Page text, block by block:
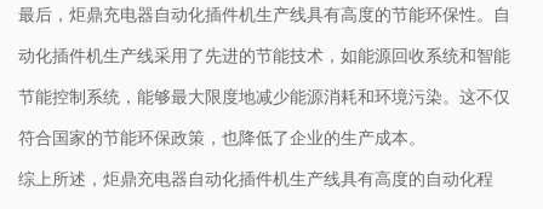
最后，炬鼎充电器自动化插件机生产线具有高度的节能环保性。自
动化插件机生产线采用了先进的节能技术，如能源回收系统和智能
节能控制系统，能够最大限度地减少能源消耗和环境污染。这不仅
符合国家的节能环保政策，也降低了企业的生产成本。
综上所述，炬鼎充电器自动化插件机生产线具有高度的自动化程